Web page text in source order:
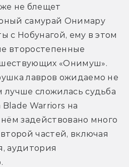
не блещет
самурай Онимару
с Нобунагой, ему в этом
второстепенные
«Онимуш».
лавров ожидаемо не
лучше сложилась судьба
Warriors на
задействовано много
частей, включая
аудитория